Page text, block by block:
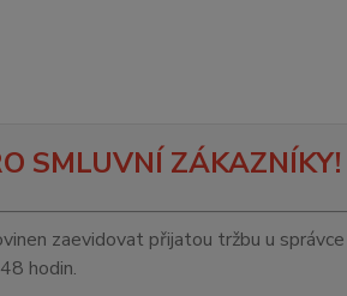
SMLUVNÍ ZÁKAZNÍKY!
zaevidovat přijatou tržbu u
hodin.